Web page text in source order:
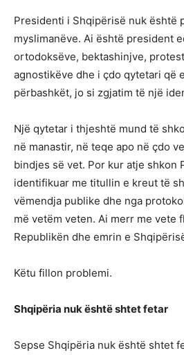
Presidenti i Shqipërisë nuk është
myslimanëve. Ai është president
ortodoksëve, bektashinjve,
agnostikëve dhe i çdo qytetari që
përbashkët, jo si zgjatim të një
Një qytetar i thjeshtë mund të
në manastir, në teqe apo në çdo
bindjes së vet. Por kur atje shkon
identifikuar me titullin e kreut të
vëmendja publike dhe nga
më vetëm veten. Ai merr me vete
Republikën dhe emrin e
Këtu fillon problemi.
Shqipëria nuk është shtet fetar
Sepse Shqipëria nuk është shtet